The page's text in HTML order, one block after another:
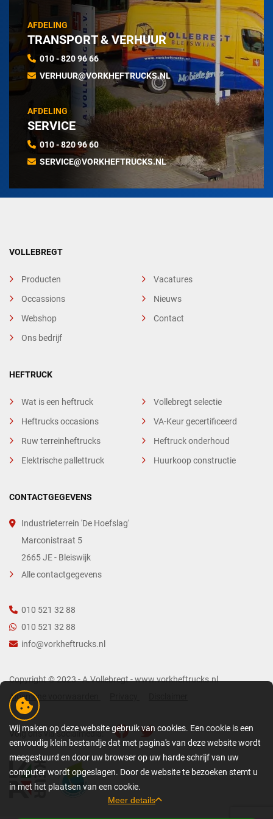
AFDELING
TRANSPORT & VERHUUR
010 - 820 96 66
VERHUUR@VORKHEFTRUCKS.NL
AFDELING
SERVICE
010 - 820 96 60
SERVICE@VORKHEFTRUCKS.NL
VOLLEBREGT
Producten
Occassions
Webshop
Ons bedrijf
Vacatures
Nieuws
Contact
HEFTRUCK
Wat is een heftruck
Heftrucks occasions
Ruw terreinheftrucks
Elektrische pallettruck
Vollebregt selectie
VA-Keur gecertificeerd
Heftruck onderhoud
Huurkoop constructie
CONTACTGEGEVENS
Industrieterrein 'De Hoefslag'
Marconistraat 5
2665 JE - Bleiswijk
Alle contactgegevens
010 521 32 88
010 521 32 88
info@vorkheftrucks.nl
Copyright © 2023 - A.Vollebregt - www.vorkheftrucks.nl
Algemene voorwaarden
Volg ons via socialmedia:
Wij maken op deze website gebruik van cookies. Een cookie is een
eenvoudig klein bestandje dat met pagina's van deze website wordt
meegestuurd en door uw browser op uw harde schrijf van uw
computer wordt opgeslagen. Door de website te bezoeken stemt u
in met het plaatsen van een cookie.
Meer details